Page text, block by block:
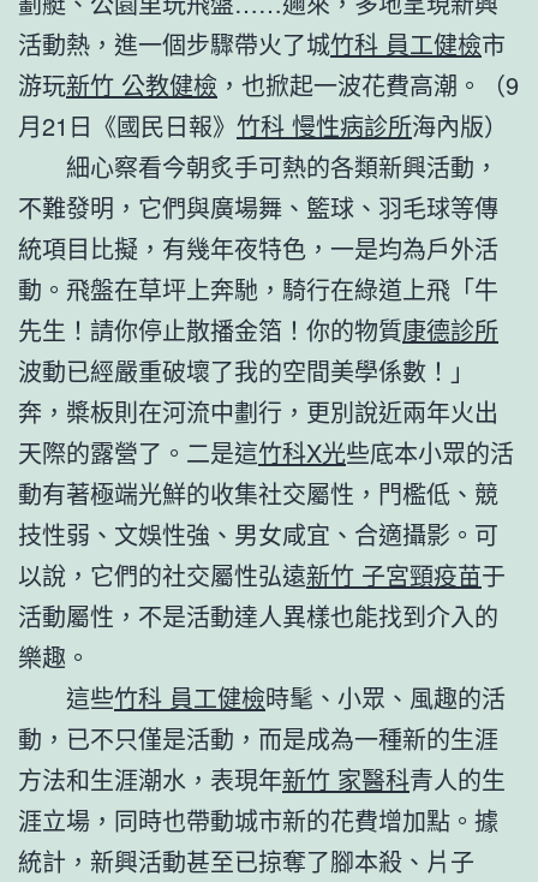
活動熱，進一個步驟帶火了城竹科 員工健檢市
游玩新竹 公教健檢 ，也掀起一波花費高潮。（9
月21日《國民日報》 竹科 慢性病診所海內版）
細心察看今朝炙手可熱的各類新興活動，
不難發明，它們與廣場舞、籃球、羽毛球等傳
統項目比擬，有幾年夜特色，一是均為戶外活
動。飛盤在草坪上奔馳，騎行在綠道上飛「牛
先生！請你停止散播金箔！你的物質康德診所
波動已經嚴重破壞了我的空間美學係數！」
奔，槳板則在河流中劃行，更別說近兩年火出
天際的露營了。二是這竹科X光些底本小眾的活
動有著極端光鮮的收集社交屬性，門檻低、競
技性弱、文娛性強、男女咸宜、合適攝影。可
以說，它們的社交屬性弘遠新竹 子宮頸疫苗于
活動屬性，不是活動達人異樣也能找到介入的
樂趣。
這些竹科 員工健檢時髦、小眾、風趣的活
動，已不只僅是活動，而是成為一種新的生涯
方法和生涯潮水，表現年新竹 家醫科青人的生
涯立場，同時也帶動城市新的花費增加點。據
統計，新興活動甚至已掠奪了腳本殺、片子